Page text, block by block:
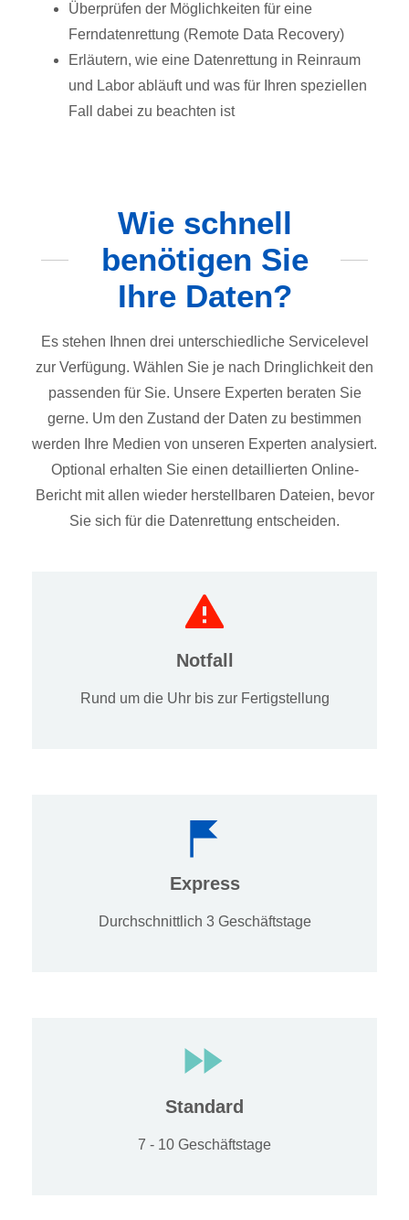
Überprüfen der Möglichkeiten für eine
Ferndatenrettung (Remote Data Recovery)
Erläutern, wie eine Datenrettung in Reinraum
und Labor abläuft und was für Ihren speziellen
Fall dabei zu beachten ist
Wie schnell
benötigen Sie
Ihre Daten?
Es stehen Ihnen drei unterschiedliche Servicelevel
zur Verfügung. Wählen Sie je nach Dringlichkeit den
passenden für Sie. Unsere Experten beraten Sie
gerne. Um den Zustand der Daten zu bestimmen
werden Ihre Medien von unseren Experten analysiert.
Optional erhalten Sie einen detaillierten Online-
Bericht mit allen wieder herstellbaren Dateien, bevor
Sie sich für die Datenrettung entscheiden.
Notfall
Rund um die Uhr bis zur Fertigstellung
Express
Durchschnittlich 3 Geschäftstage
Standard
7 - 10 Geschäftstage